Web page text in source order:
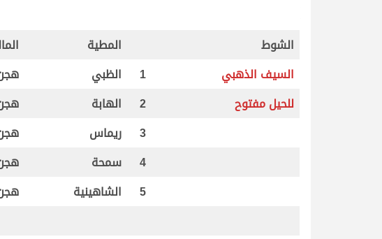
الشوط المطية
السيف الذهبي
1 الظبي
للحيل مفتوح
2 الهابة
3
ريماس
4
سمحة
5
الشاهينية